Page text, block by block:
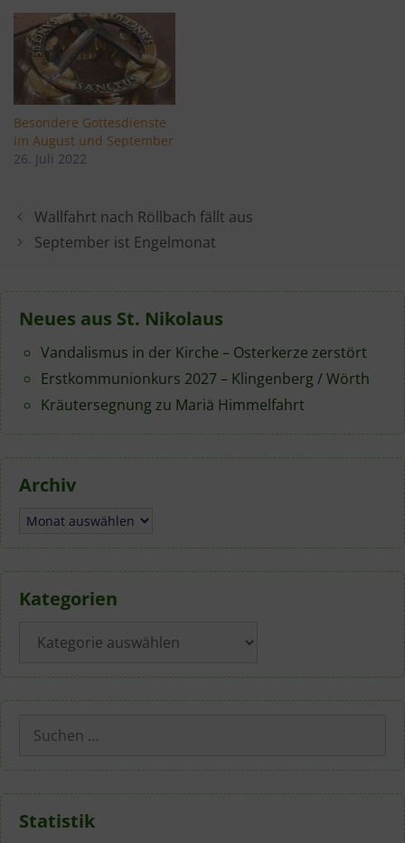
Besondere Gottesdienste
im August und September
26. Juli 2022
Wallfahrt nach Röllbach fällt aus
September ist Engelmonat
Neues aus St. Nikolaus
Vandalismus in der Kirche – Osterkerze zerstört
Erstkommunionkurs 2027 – Klingenberg / Wörth
Kräutersegnung zu Mariä Himmelfahrt
Archiv
Archiv
Kategorien
Suchen
nach:
Statistik